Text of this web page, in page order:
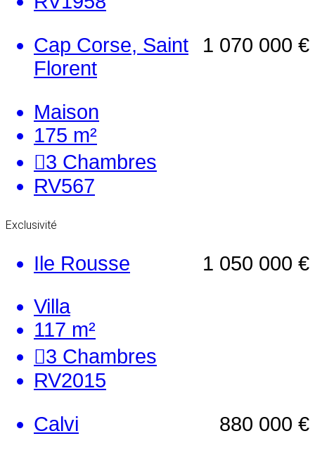
1 070 000 €
Cap Corse, Saint
Florent
Maison
175 m²
3 Chambres
RV567
Exclusivité
1 050 000 €
Ile Rousse
Villa
117 m²
3 Chambres
RV2015
880 000 €
Calvi